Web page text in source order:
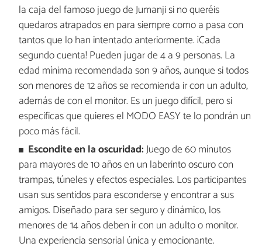
la caja del famoso juego de Jumanji si no queréis
quedaros atrapados en para siempre como a pasa con
tantos que lo han intentado anteriormente. ¡Cada
segundo cuenta! Pueden jugar de 4 a 9 personas. La
edad mínima recomendada son 9 años, aunque si todos
son menores de 12 años se recomienda ir con un adulto,
además de con el monitor. Es un juego difícil, pero si
especificas que quieres el MODO EASY te lo pondrán un
poco más fácil.
Escondite en la oscuridad:Juego de 60 minutos
para mayores de 10 años en un laberinto oscuro con
trampas, túneles y efectos especiales. Los participantes
usan sus sentidos para esconderse y encontrar a sus
amigos. Diseñado para ser seguro y dinámico, los
menores de 14 años deben ir con un adulto o monitor.
Una experiencia sensorial única y emocionante.